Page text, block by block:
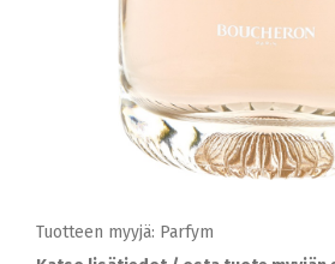
Tuotteen myyjä: Parfym